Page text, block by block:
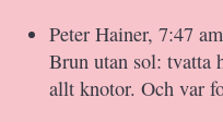
Peter Hainer, 7:47
Brun utan sol: tvatta
allt knotor. Och var